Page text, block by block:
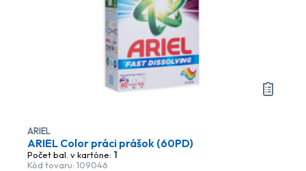
ARIEL
ARIEL Color práci prášok (60PD)
Počet bal. v kartóne: 1
Kód tovaru: 109046